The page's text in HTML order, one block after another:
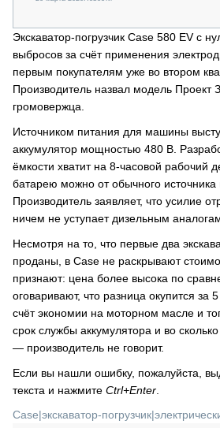
Экскаватор-погрузчик Case 580 EV с
выбросов за счёт применения
первым покупателям уже во втором
Производитель назвал модель Проект
громовержца.
Источником питания для машины
аккумулятор мощностью 480 В.
ёмкости хватит на 8-часовой рабочий
батарею можно от обычного источника
Производитель заявляет, что усилие
ничем не уступает дизельным
Несмотря на то, что первые два
проданы, в Case не раскрывают
признают: цена более высока по
оговаривают, что разница окупится за
счёт экономии на моторном масле и
срок службы аккумулятора и во
— производитель не говорит.
Если вы нашли ошибку, пожалуйста,
текста и нажмите Ctrl+Enter
Case|экскаватор-погрузчик|